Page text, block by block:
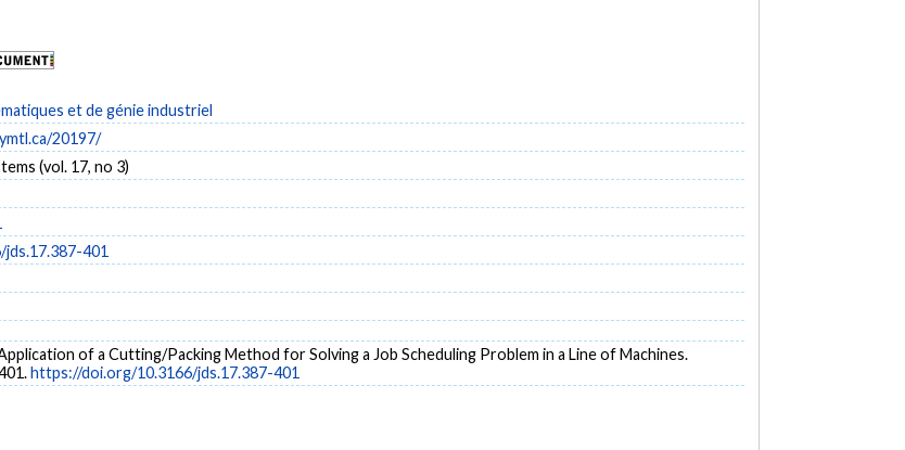
et de génie industriel
20197/
(vol. 17, no 3)
401
Application of a Cutting/Packing Method for Solving a Job Scheduling Problem in a Line of Machines.
https://doi.org/10.3166/jds.17.387-401